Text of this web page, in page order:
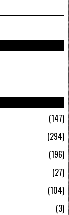
147
294
196
27
104
3